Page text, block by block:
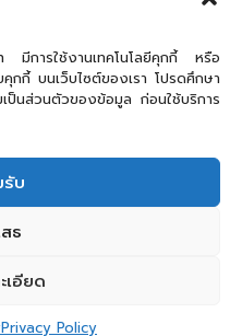
การใช้งานเทคโนโลยีคุกกี้ หรือ
กกี้ บนเว็บไซต์ของเรา โปรดศึกษา
ป็นส่วนตัวของข้อมูล ก่อนใช้บริการ
บ
ธ
เอียด
Privacy Policy